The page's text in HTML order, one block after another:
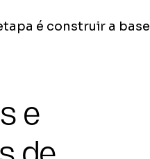
é construir a base
e